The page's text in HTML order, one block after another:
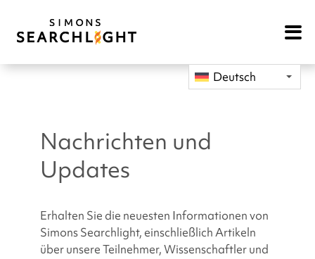
Open
Deutsch
Nachrichten und
Updates
Erhalten Sie die neuesten Informationen von
Simons Searchlight, einschließlich Artikeln
über unsere Teilnehmer, Wissenschaftler und